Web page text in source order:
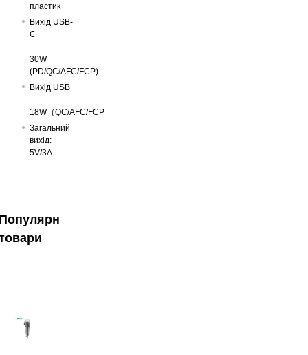
пластик
Вихід USB-
C
–
30W
(PD/QC/AFC/FCP)
Вихід USB
–
18W（QC/AFC/FCP
Загальний
вихід:
5V/3A